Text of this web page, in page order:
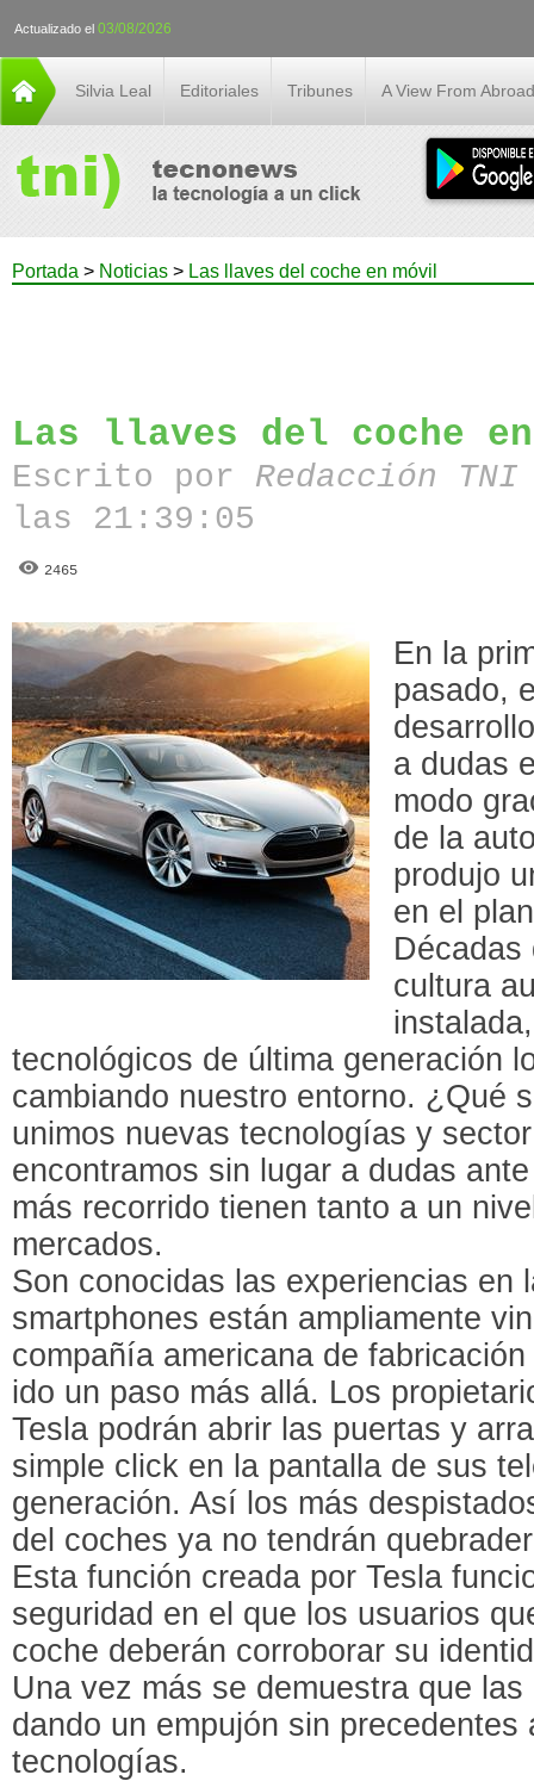
Actualizado el 03/08/2026
Silvia Leal Editoriales Tribunes A View From Abroad
Portada > Noticias > Las llaves del coche en móvil
Las llaves del coche
Escrito por Redacción
las 21:39:05
2465
En la
pasado,
a dudas
modo
de la
produjo
en el
Décadas
cultura
tecnológicos de última generación
cambiando nuestro entorno. ¿Qué
unimos nuevas tecnologías y
encontramos sin lugar a dudas
más recorrido tienen tanto a un
mercados.
Son conocidas las experiencias en
smartphones están ampliamente
compañía americana de
ido un paso más allá. Los
Tesla podrán abrir las puertas y
simple click en la pantalla de sus
generación. Así los más
del coches ya no tendrán
Esta función creada por Tesla
seguridad en el que los usuarios
coche deberán corroborar su
Una vez más se demuestra que
dando un empujón sin precedentes
tecnologías.